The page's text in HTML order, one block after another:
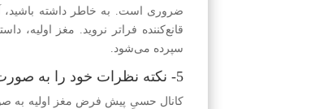
قانع‌کننده فراتر نروید. مغز اولیه،
سپرده می‌شود.
5- نکته نظرات خود را به صورت بصری ارائه دهید:
کانال حسیِ پیش فرضِ مغز اولیه به